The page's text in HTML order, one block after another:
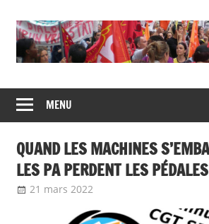
CGT
de
syndicats
CGT
insertion
probation
MENU
QUAND LES MACHINES
LES PA PERDENT LES
21 mars 2022